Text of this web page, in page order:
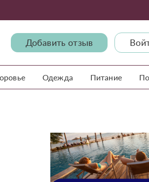
Добавить отзыв
Одежда Питание